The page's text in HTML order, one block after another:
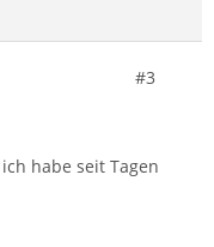
#3
habe seit Tagen